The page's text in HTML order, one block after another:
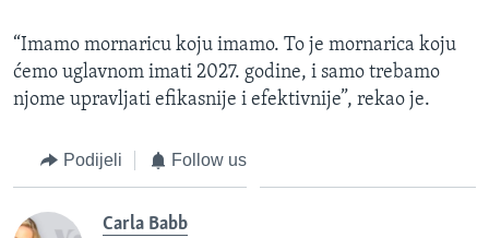
“Imamo mornaricu koju imamo. To je mornarica koju
ćemo uglavnom imati 2027. godine, i samo trebamo
njome upravljati efikasnije i efektivnije”, rekao je.
Podijeli Follow us
Carla Babb